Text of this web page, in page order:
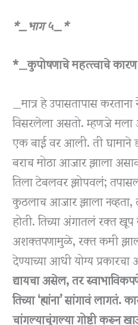
*_भाग ५_*
*_कुपोषणाचे महत्त्वाचे
_मात्र हे उपासतापास
विसरलेला असतो. म्हणजे
एक बाई वर आली. ती घामाने
बराच मोठा आजार झाला
तिला टेबलवर झोपवलं;
कुठलाच आजार झाला नव्हता,
होती. तिच्या अंगातलं रक्त
अशक्तपणामुळे, रक्त कमी
देण्याच्या आधी योग्य
द्यायचा असेल, तर
तिच्या ‘ह्यांना’ सांगावं लागतं.